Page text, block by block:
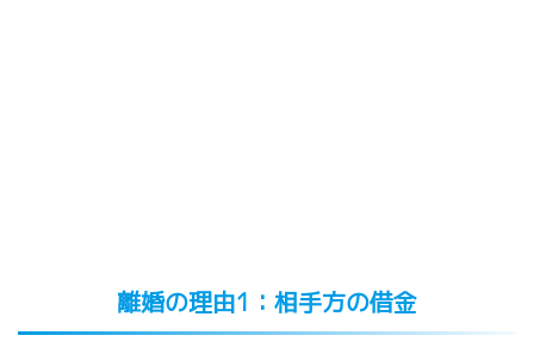
離婚の理由1 ：相手方の借金